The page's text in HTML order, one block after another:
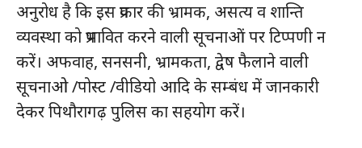
अनुरोध है कि इस प्रकार की भ्रामक, असत्य व शान्ति
व्यवस्था को प्रभावित करने वाली सूचनाओं पर टिप्पणी न
करें। अफवाह, सनसनी, भ्रामकता, द्वेष फैलाने वाली
सूचनाओ /पोस्ट /वीडियो आदि के सम्बंध में जानकारी
देकर पिथौरागढ़ पुलिस का सहयोग करें।